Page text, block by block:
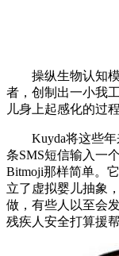
操纵生物认知模
者，创制出一小我
儿身上起感化的过程
Kuyda将这些年
条SMS短信输入一
Bitmoji那样简单。
立了虚拟婴儿抽象
做，有些人以至会
残疾人安全打算援帮